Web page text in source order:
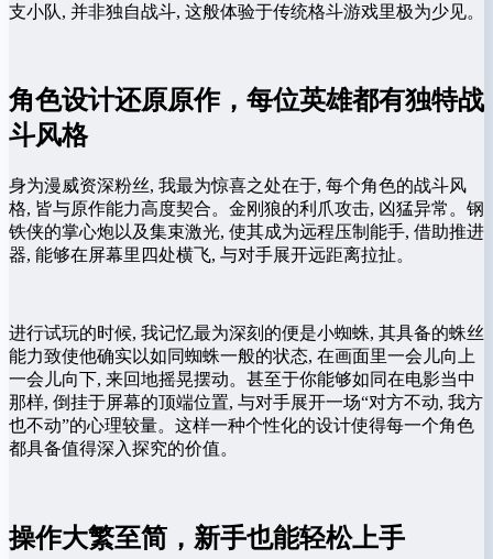
支小队, 并非独自战斗, 这般体验于传统格斗游戏里极为少见。
角色设计还原原作，每位英雄都有独特战
斗风格
身为漫威资深粉丝, 我最为惊喜之处在于, 每个角色的战斗风
格, 皆与原作能力高度契合。金刚狼的利爪攻击, 凶猛异常。钢
铁侠的掌心炮以及集束激光, 使其成为远程压制能手, 借助推进
器, 能够在屏幕里四处横飞, 与对手展开远距离拉扯。
进行试玩的时候, 我记忆最为深刻的便是小蜘蛛, 其具备的蛛丝
能力致使他确实以如同蜘蛛一般的状态, 在画面里一会儿向上
一会儿向下, 来回地摇晃摆动。甚至于你能够如同在电影当中
那样, 倒挂于屏幕的顶端位置, 与对手展开一场“对方不动, 我方
也不动”的心理较量。这样一种个性化的设计使得每一个角色
都具备值得深入探究的价值。
操作大繁至简，新手也能轻松上手